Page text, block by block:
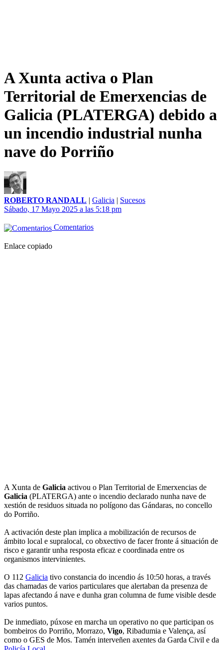
A Xunta activa o Plan
Territorial de Emerxencias de
Galicia (PLATERGA) debido a
un incendio industrial nunha
nave do Porriño
ROBERTO RANDALL | Galicia | Sucesos
Sábado, 17 Mayo 2025 a las 5:18 pm
Comentarios
Enlace copiado
A Xunta de Galicia activou o Plan Territorial de Emerxencias de
Galicia (PLATERGA) ante o incendio declarado nunha nave de
xestión de residuos situada no polígono das Gándaras, no concello
do Porriño.
A activación deste plan implica a mobilización de recursos de
ámbito local e supralocal, co obxectivo de facer fronte á situación de
risco e garantir unha resposta eficaz e coordinada entre os
organismos intervinientes.
O 112 Galicia tivo constancia do incendio ás 10:50 horas, a través
das chamadas de varios particulares que alertaban da presenza de
lapas afectando á nave e dunha gran columna de fume visible desde
varios puntos.
De inmediato, púxose en marcha un operativo no que participan os
bombeiros do Porriño, Morrazo, Vigo, Ribadumia e Valença, así
como o GES de Mos. Tamén interveñen axentes da Garda Civil e da